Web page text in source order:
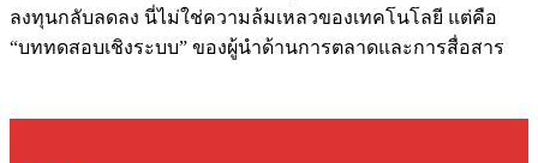
ลงทุนกลับลดลง นี่ไม่ใช่ความล้มเหลวของเทคโนโลยี แต่คือ
“บททดสอบเชิงระบบ” ของผู้นำด้านการตลาดและการสื่อสาร